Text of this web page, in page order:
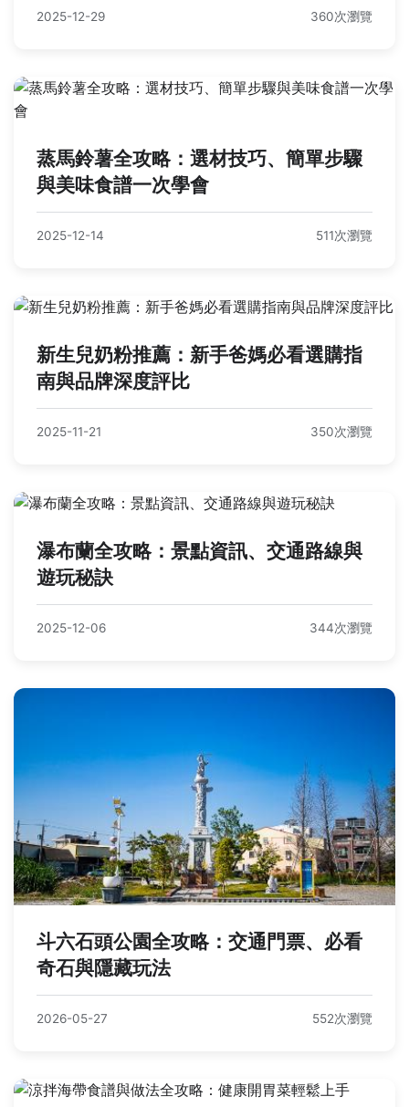
2025-12-29 360次瀏覽
蒸馬鈴薯全攻略：選材技巧、簡單步驟
與美味食譜一次學會
2025-12-14 511次瀏覽
新生兒奶粉推薦：新手爸媽必看選購指
南與品牌深度評比
2025-11-21 350次瀏覽
瀑布蘭全攻略：景點資訊、交通路線與
遊玩秘訣
2025-12-06 344次瀏覽
斗六石頭公園全攻略：交通門票、必看
奇石與隱藏玩法
2026-05-27 552次瀏覽